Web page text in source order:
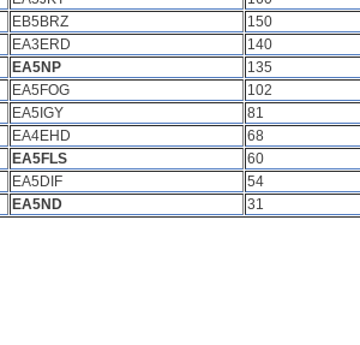
EB5BRZ
150
EA3ERD
140
EA5NP
135
EA5FOG
102
EA5IGY
81
EA4EHD
68
EA5FLS
60
EA5DIF
54
EA5ND 31